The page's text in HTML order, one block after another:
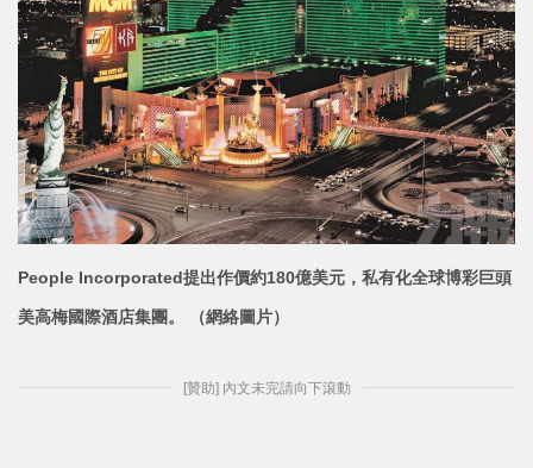
People Incorporated提出作價約180億美元，私有化全球博彩巨頭
美高梅國際酒店集團。 （網絡圖片）
[贊助] 內文未完請向下滾動